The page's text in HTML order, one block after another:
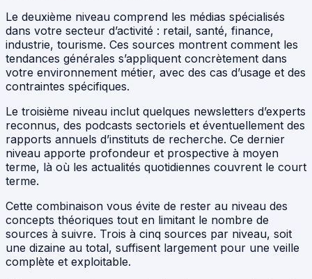
Le deuxième niveau comprend les médias spécialisés
dans votre secteur d’activité : retail, santé, finance,
industrie, tourisme. Ces sources montrent comment les
tendances générales s’appliquent concrètement dans
votre environnement métier, avec des cas d’usage et des
contraintes spécifiques.
Le troisième niveau inclut quelques newsletters d’experts
reconnus, des podcasts sectoriels et éventuellement des
rapports annuels d’instituts de recherche. Ce dernier
niveau apporte profondeur et prospective à moyen
terme, là où les actualités quotidiennes couvrent le court
terme.
Cette combinaison vous évite de rester au niveau des
concepts théoriques tout en limitant le nombre de
sources à suivre. Trois à cinq sources par niveau, soit
une dizaine au total, suffisent largement pour une veille
complète et exploitable.